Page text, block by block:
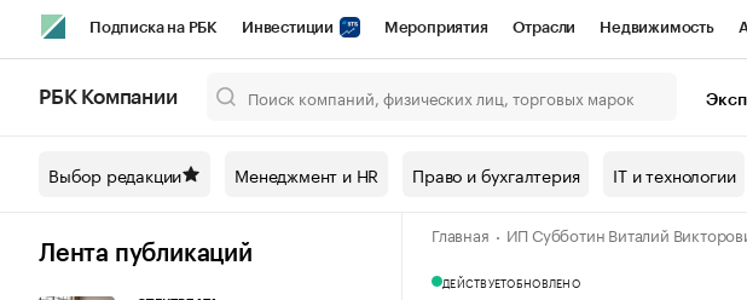
Подписка на РБК Инвестиции Мероприятия Отрасли Недвижимость
Спецпроекты СПб Конференции СПб Спецпроекты Проверка контрагентов
Технологии и медиа Рынок наличной валюты
РБК Компании
Выбор редакции Менеджмент и HR Право и бухгалтерия IT и технологии
Лента публикаций
Главная ИП Субботин Виталий
ДЕЙСТВУЕТОБНОВЛЕНО